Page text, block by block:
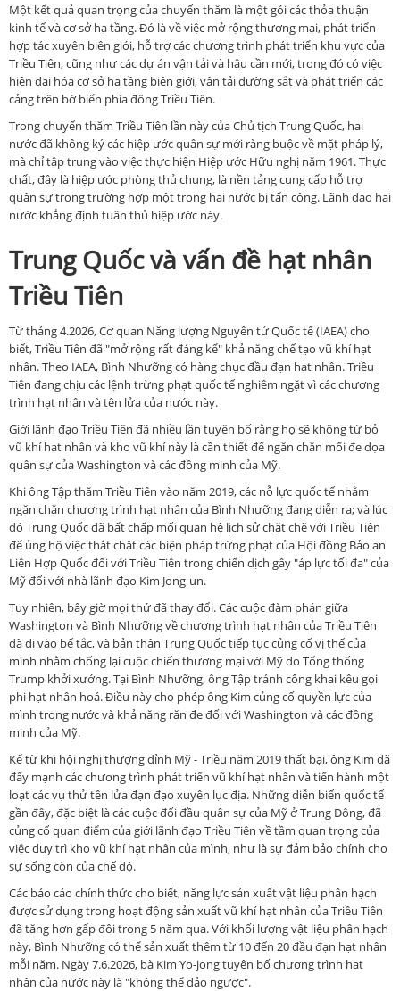
Một kết quả quan trọng của chuyến thăm là một gói các thỏa thuận
kinh tế và cơ sở hạ tầng. Đó là về việc mở rộng thương mại, phát triển
hợp tác xuyên biên giới, hỗ trợ các chương trình phát triển khu vực của
Triều Tiên, cũng như các dự án vận tải và hậu cần mới, trong đó có việc
hiện đại hóa cơ sở hạ tầng biên giới, vận tải đường sắt và phát triển các
cảng trên bờ biển phía đông Triều Tiên.
Trong chuyến thăm Triều Tiên lần này của Chủ tịch Trung Quốc, hai
nước đã không ký các hiệp ước quân sự mới ràng buộc về mặt pháp lý,
mà chỉ tập trung vào việc thực hiện Hiệp ước Hữu nghị năm 1961. Thực
chất, đây là hiệp ước phòng thủ chung, là nền tảng cung cấp hỗ trợ
quân sự trong trường hợp một trong hai nước bị tấn công. Lãnh đạo hai
nước khẳng định tuân thủ hiệp ước này.
Trung Quốc và vấn đề hạt nhân
Triều Tiên
Từ tháng 4.2026, Cơ quan Năng lượng Nguyên tử Quốc tế (IAEA) cho
biết, Triều Tiên đã "mở rộng rất đáng kể" khả năng chế tạo vũ khí hạt
nhân. Theo IAEA, Bình Nhưỡng có hàng chục đầu đạn hạt nhân. Triều
Tiên đang chịu các lệnh trừng phạt quốc tế nghiêm ngặt vì các chương
trình hạt nhân và tên lửa của nước này.
Giới lãnh đạo Triều Tiên đã nhiều lần tuyên bố rằng họ sẽ không từ bỏ
vũ khí hạt nhân và kho vũ khí này là cần thiết để ngăn chặn mối đe dọa
quân sự của Washington và các đồng minh của Mỹ.
Khi ông Tập thăm Triều Tiên vào năm 2019, các nỗ lực quốc tế nhằm
ngăn chặn chương trình hạt nhân của Bình Nhưỡng đang diễn ra; và lúc
đó Trung Quốc đã bất chấp mối quan hệ lịch sử chặt chẽ với Triều Tiên
để ủng hộ việc thắt chặt các biện pháp trừng phạt của Hội đồng Bảo an
Liên Hợp Quốc đối với Triều Tiên trong chiến dịch gây "áp lực tối đa" của
Mỹ đối với nhà lãnh đạo Kim Jong-un.
Tuy nhiên, bây giờ mọi thứ đã thay đổi. Các cuộc đàm phán giữa
Washington và Bình Nhưỡng về chương trình hạt nhân của Triều Tiên
đã đi vào bế tắc, và bản thân Trung Quốc tiếp tục củng cố vị thế của
mình nhằm chống lại cuộc chiến thương mại với Mỹ do Tổng thống
Trump khởi xướng. Tại Bình Nhưỡng, ông Tập tránh công khai kêu gọi
phi hạt nhân hoá. Điều này cho phép ông Kim củng cố quyền lực của
mình trong nước và khả năng răn đe đối với Washington và các đồng
minh của Mỹ.
Kể từ khi hội nghị thượng đỉnh Mỹ - Triều năm 2019 thất bại, ông Kim đã
đẩy mạnh các chương trình phát triển vũ khí hạt nhân và tiến hành một
loạt các vụ thử tên lửa đạn đạo xuyên lục địa. Những diễn biến quốc tế
gần đây, đặc biệt là các cuộc đối đầu quân sự của Mỹ ở Trung Đông, đã
củng cố quan điểm của giới lãnh đạo Triều Tiên về tầm quan trọng của
việc duy trì kho vũ khí hạt nhân của mình, như là sự đảm bảo chính cho
sự sống còn của chế độ.
Các báo cáo chính thức cho biết, năng lực sản xuất vật liệu phân hạch
được sử dụng trong hoạt động sản xuất vũ khí hạt nhân của Triều Tiên
đã tăng hơn gấp đôi trong 5 năm qua. Với khối lượng vật liệu phân hạch
này, Bình Nhưỡng có thể sản xuất thêm từ 10 đến 20 đầu đạn hạt nhân
mỗi năm. Ngày 7.6.2026, bà Kim Yo-jong tuyên bố chương trình hạt
nhân của nước này là "không thể đảo ngược".